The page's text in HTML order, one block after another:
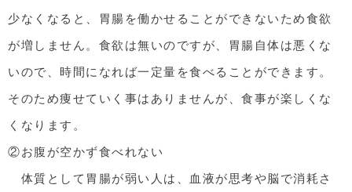
少なくなると、胃腸を働かせることができないため食欲
が増しません。食欲は無いのですが、胃腸自体は悪くな
いので、時間になれば一定量を食べることができます。
そのため痩せていく事はありませんが、食事が楽しくな
くなります。
②お腹が空かず食べれない
体質として胃腸が弱い人は、血液が思考や脳で消耗さ